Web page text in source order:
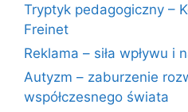
Tryptyk pedagogiczny –
Freinet
Reklama – siła wpływu i
Autyzm – zaburzenie
współczesnego świata